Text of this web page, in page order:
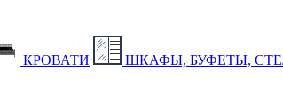
КРОВАТИ ШКАФЫ, БУФЕТЫ,